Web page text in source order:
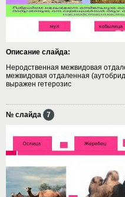
Описание слайда:
Неродственная межвидовая
межвидовая отдаленная
выражен гетерозис
№ слайда 7